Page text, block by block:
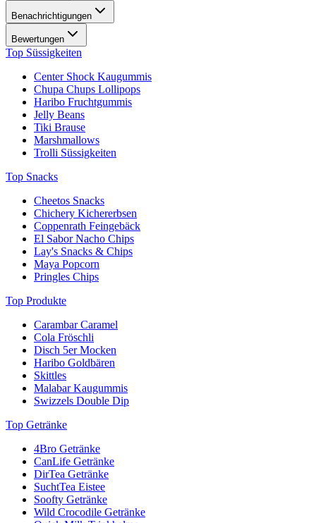
Benachrichtigungen
Bewertungen
Top Süssigkeiten
Center Shock Kaugummis
Chupa Chups Lollipops
Haribo Fruchtgummis
Jelly Beans
Tiki Brause
Marshmallows
Trolli Süssigkeiten
Top Snacks
Cheetos Snacks
Chichery Kichererbsen
Coppenrath Feingebäck
El Sabor Nacho Chips
Lay's Snacks & Chips
Maya Popcorn
Pringles Chips
Top Produkte
Carambar Caramel
Cola Fröschli
Disch 5er Mocken
Haribo Goldbären
Skittles
Malabar Kaugummis
Swizzels Double Dip
Top Getränke
4Bro Getränke
CanLife Getränke
DirTea Getränke
SuchtTea Eistee
Soofty Getränke
Wild Crocodile Getränke